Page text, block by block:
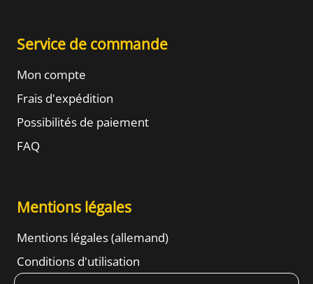
Service de commande
Mon compte
Frais d'expédition
Possibilités de paiement
FAQ
Mentions légales
Mentions légales (allemand)
Conditions d'utilisation